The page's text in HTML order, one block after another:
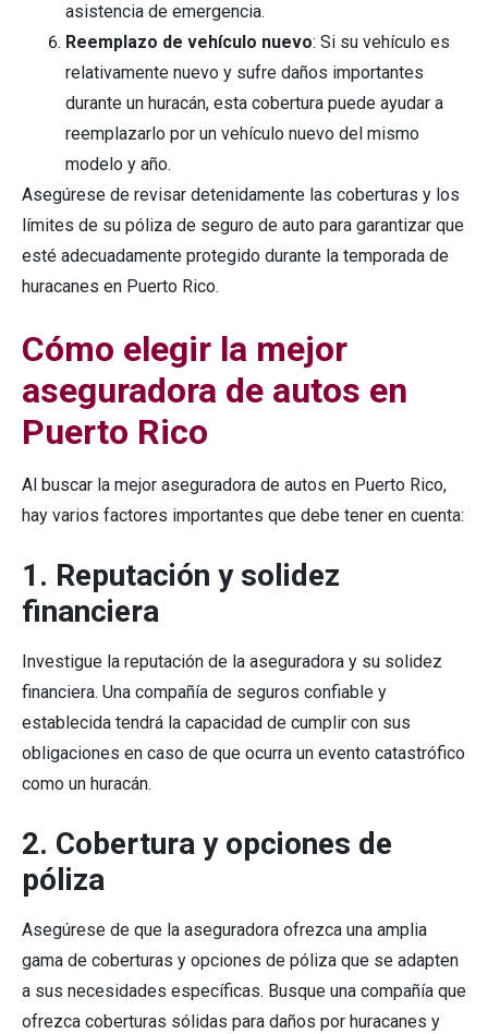
asistencia de emergencia.
Reemplazo de vehículo nuevo: Si su vehículo es
relativamente nuevo y sufre daños importantes
durante un huracán, esta cobertura puede ayudar a
reemplazarlo por un vehículo nuevo del mismo
modelo y año.
Asegúrese de revisar detenidamente las coberturas y los
límites de su póliza de seguro de auto para garantizar que
esté adecuadamente protegido durante la temporada de
huracanes en Puerto Rico.
Cómo elegir la mejor
aseguradora de autos en
Puerto Rico
Al buscar la mejor aseguradora de autos en Puerto Rico,
hay varios factores importantes que debe tener en cuenta:
1. Reputación y solidez
financiera
Investigue la reputación de la aseguradora y su solidez
financiera. Una compañía de seguros confiable y
establecida tendrá la capacidad de cumplir con sus
obligaciones en caso de que ocurra un evento catastrófico
como un huracán.
2. Cobertura y opciones de
póliza
Asegúrese de que la aseguradora ofrezca una amplia
gama de coberturas y opciones de póliza que se adapten
a sus necesidades específicas. Busque una compañía que
ofrezca coberturas sólidas para daños por huracanes y